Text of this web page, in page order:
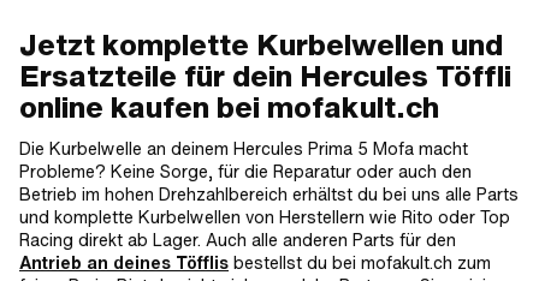
Jetzt komplette Kurbelwellen und
Ersatzteile für dein Hercules Töffli
online kaufen bei mofakult.ch
Die Kurbelwelle an deinem Hercules Prima 5 Mofa macht
Probleme? Keine Sorge, für die Reparatur oder auch den
Betrieb im hohen Drehzahlbereich erhältst du bei uns alle Parts
und komplette Kurbelwellen von Herstellern wie Rito oder Top
Racing direkt ab Lager. Auch alle anderen Parts für den
Antrieb an deines Töfflis bestellst du bei mofakult.ch zum